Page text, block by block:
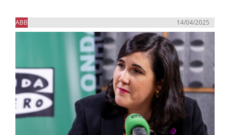
ABB 14/04/2025